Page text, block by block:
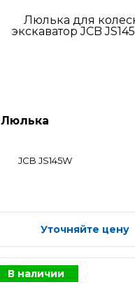
Люлька
JCB JS145W
Уточняйте цену
В наличии